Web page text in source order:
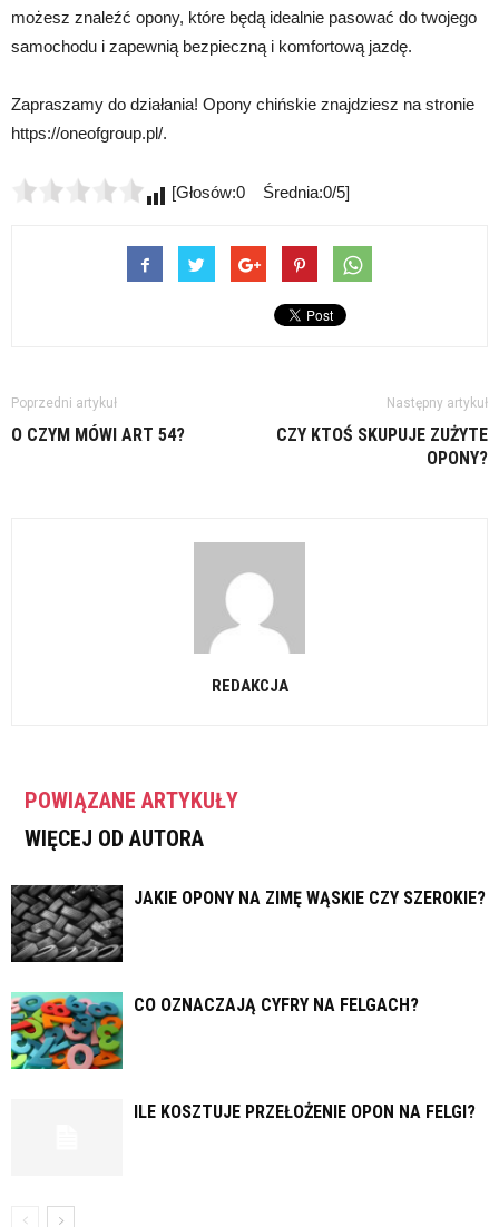
możesz znaleźć opony, które będą idealnie pasować do twojego
samochodu i zapewnią bezpieczną i komfortową jazdę.
Zapraszamy do działania! Opony chińskie znajdziesz na stronie
https://oneofgroup.pl/.
[Głosów:0 Średnia:0/5]
Poprzedni artykuł
O CZYM MÓWI ART 54?
Następny artykuł
CZY KTOŚ SKUPUJE ZUŻYTE
OPONY?
REDAKCJA
POWIĄZANE ARTYKUŁY
WIĘCEJ OD AUTORA
JAKIE OPONY NA ZIMĘ WĄSKIE CZY SZEROKIE?
CO OZNACZAJĄ CYFRY NA FELGACH?
ILE KOSZTUJE PRZEŁOŻENIE OPON NA FELGI?